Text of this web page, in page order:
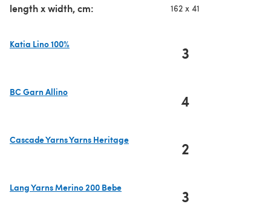
length x width, cm: 162 x 41
Katia Lino 100%
3
BC Garn Allino
4
Cascade Yarns Yarns Heritage
2
Lang Yarns Merino 200 Bebe
3